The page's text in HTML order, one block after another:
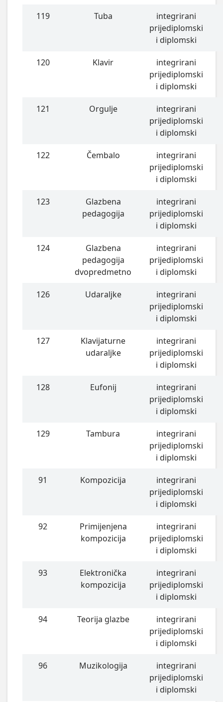
119 Tuba
integrirani
prijediplomski
i diplomski
120 Klavir
integrirani
prijediplomski
i diplomski
121 Orgulje
integrirani
prijediplomski
i diplomski
122 Čembalo
integrirani
prijediplomski
i diplomski
123
Glazbena
pedagogija
integrirani
prijediplomski
i diplomski
124
Glazbena
pedagogija
dvopredmetno
integrirani
prijediplomski
i diplomski
126 Udaraljke
integrirani
prijediplomski
i diplomski
127
Klavijaturne
udaraljke
integrirani
prijediplomski
i diplomski
128 Eufonij
integrirani
prijediplomski
i diplomski
129 Tambura
integrirani
prijediplomski
i diplomski
91 Kompozicija
integrirani
prijediplomski
i diplomski
92
Primijenjena
kompozicija
integrirani
prijediplomski
i diplomski
93
Elektronička
kompozicija
integrirani
prijediplomski
i diplomski
94 Teorija glazbe
integrirani
prijediplomski
i diplomski
96 Muzikologija
integrirani
prijediplomski
i diplomski